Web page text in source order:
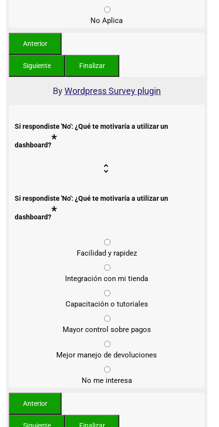
No Aplica
ByWordpress Survey plugin
Si respondiste 'No': ¿Qué te motivaría a utilizar un
dashboard?*
Si respondiste 'No': ¿Qué te motivaría a utilizar un
dashboard?*
Facilidad y rapidez
Integración con mi tienda
Capacitación o tutoriales
Mayor control sobre pagos
Mejor manejo de devoluciones
No me interesa